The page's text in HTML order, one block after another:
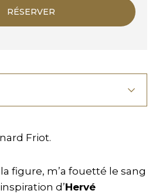
RÉSERVER
Friot.
la figure, m’a fouetté le sang
d’Hervé